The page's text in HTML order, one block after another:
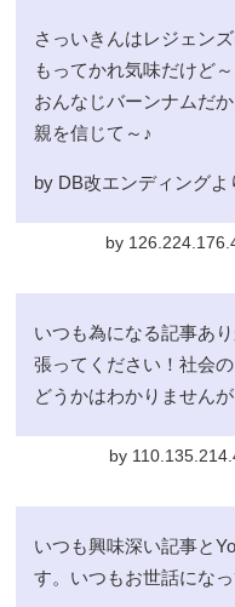
さっいきんはレジェン
もってかれ気味だけど～
おんなじバーンナムだ
親を信じて～♪
by DB改エンディングよ
by
いつも為になる記事あ
張ってください！社会
どうかはわかりません
by
いつも興味深い記事と
す。いつもお世話になっ